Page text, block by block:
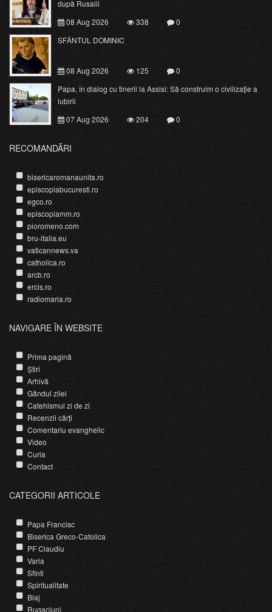
după Rusalii
08 Aug 2026
338
0
SFÂNTUL DOMINIC
08 Aug 2026 125
0
Papa, în dialog cu tinerii la Assisi: Să construim o civilizație a
iubirii
07 Aug 2026
204 0
RECOMANDĂRI
bisericaromanaunita.ro
episcopiabucuresti.ro
egco.ro
episcopiamm.ro
pioromeno.com
bru-italia.eu
vaticannews.va
catholica.ro
arcb.ro
ercis.ro
radiomaria.ro
NAVIGARE ÎN WEBSITE
Prima pagină
Știri
Arhivă
Gândul zilei
Catehismul zi de zi
Recenzii cărți
Comentariu evanghelic
Video
Curia
Contact
CATEGORII ARTICOLE
Papa Francisc
Biserica Greco-Catolica
PF Claudiu
Varia
Sfinti
Spiritualitate
Blaj
Rugaciuni